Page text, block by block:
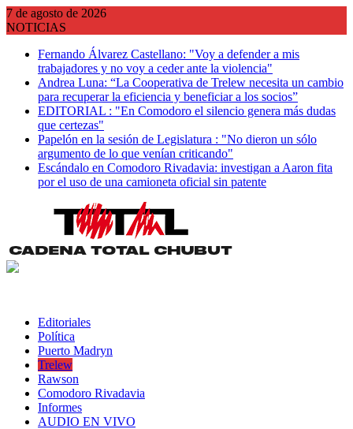
Saltar
al
7 de agosto de 2026
NOTICIAS
Fernando Álvarez Castellano: "Voy a defender a mis
trabajadores y no voy a ceder ante la violencia"
Andrea Luna: “La Cooperativa de Trelew necesita un cambio
para recuperar la eficiencia y beneficiar a los socios”
EDITORIAL : "En Comodoro el silencio genera más dudas
que certezas"
Papelón en la sesión de Legislatura : "No dieron un sólo
argumento de lo que venían criticando"
Escándalo en Comodoro Rivadavia: investigan a Aaron fita
por el uso de una camioneta oficial sin patente
Editoriales
Política
Puerto Madryn
Trelew
Rawson
Comodoro Rivadavia
Informes
AUDIO EN VIVO